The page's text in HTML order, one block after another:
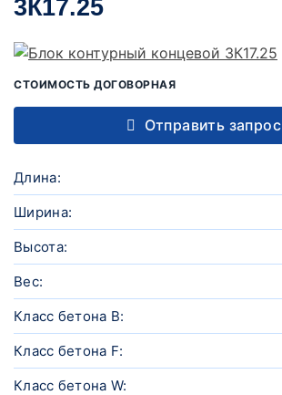
3К17.25
СТОИМОСТЬ ДОГОВОРНАЯ
Отправить запрос
Длина:
Ширина:
Высота:
Вес:
Класс бетона B:
Класс бетона F:
Класс бетона W: